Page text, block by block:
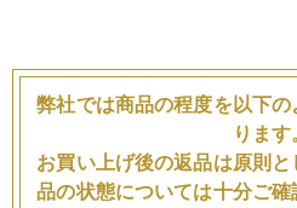
弊社では商品の程度を以下
ります
お買い上げ後の返品は原則
品の状態については十分ご確